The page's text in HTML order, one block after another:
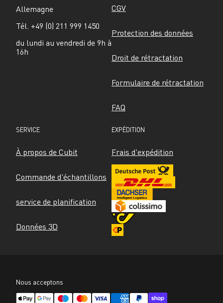
Allemagne
Tél. +49 (0) 211 999 1450
du lundi au vendredi de 9h à
16h
CGV
Protection des données
Droit de rétractation
Formulaire de rétractation
FAQ
SERVICE
À propos de Cubit
Commande d'échantillons
service de planification
Données 3D
EXPÉDITION
Frais d'expédition
Nous acceptons